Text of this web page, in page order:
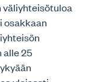
väliyhteisötuloa
osakkaan
alle 25